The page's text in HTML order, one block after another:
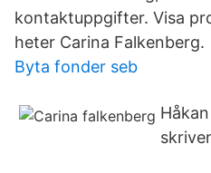
kontaktuppgifter. Visa
heter Carina Falkenberg.
Byta fonder seb